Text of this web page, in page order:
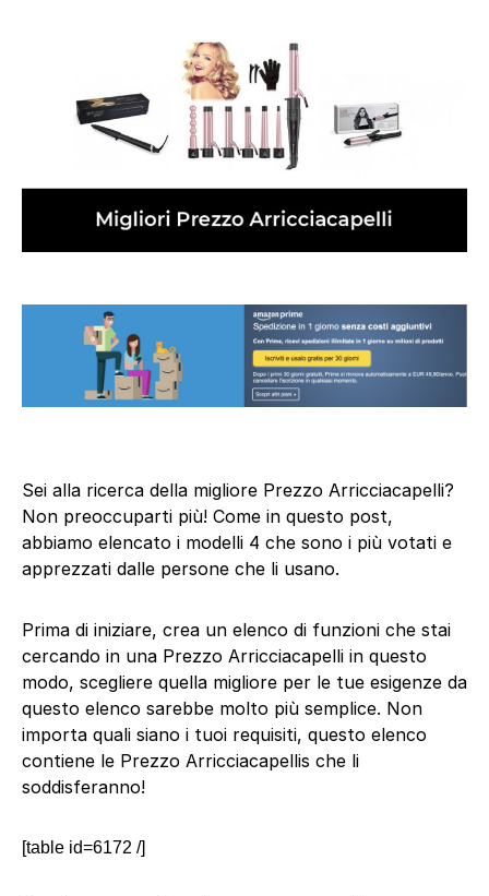
Sei alla ricerca della migliore Prezzo Arricciacapelli?
Non preoccuparti più! Come in questo post,
abbiamo elencato i modelli 4 che sono i più votati e
apprezzati dalle persone che li usano.
Prima di iniziare, crea un elenco di funzioni che stai
cercando in una Prezzo Arricciacapelli in questo
modo, scegliere quella migliore per le tue esigenze da
questo elenco sarebbe molto più semplice. Non
importa quali siano i tuoi requisiti, questo elenco
contiene le Prezzo Arricciacapellis che li
soddisferanno!
[table id=6172 /]